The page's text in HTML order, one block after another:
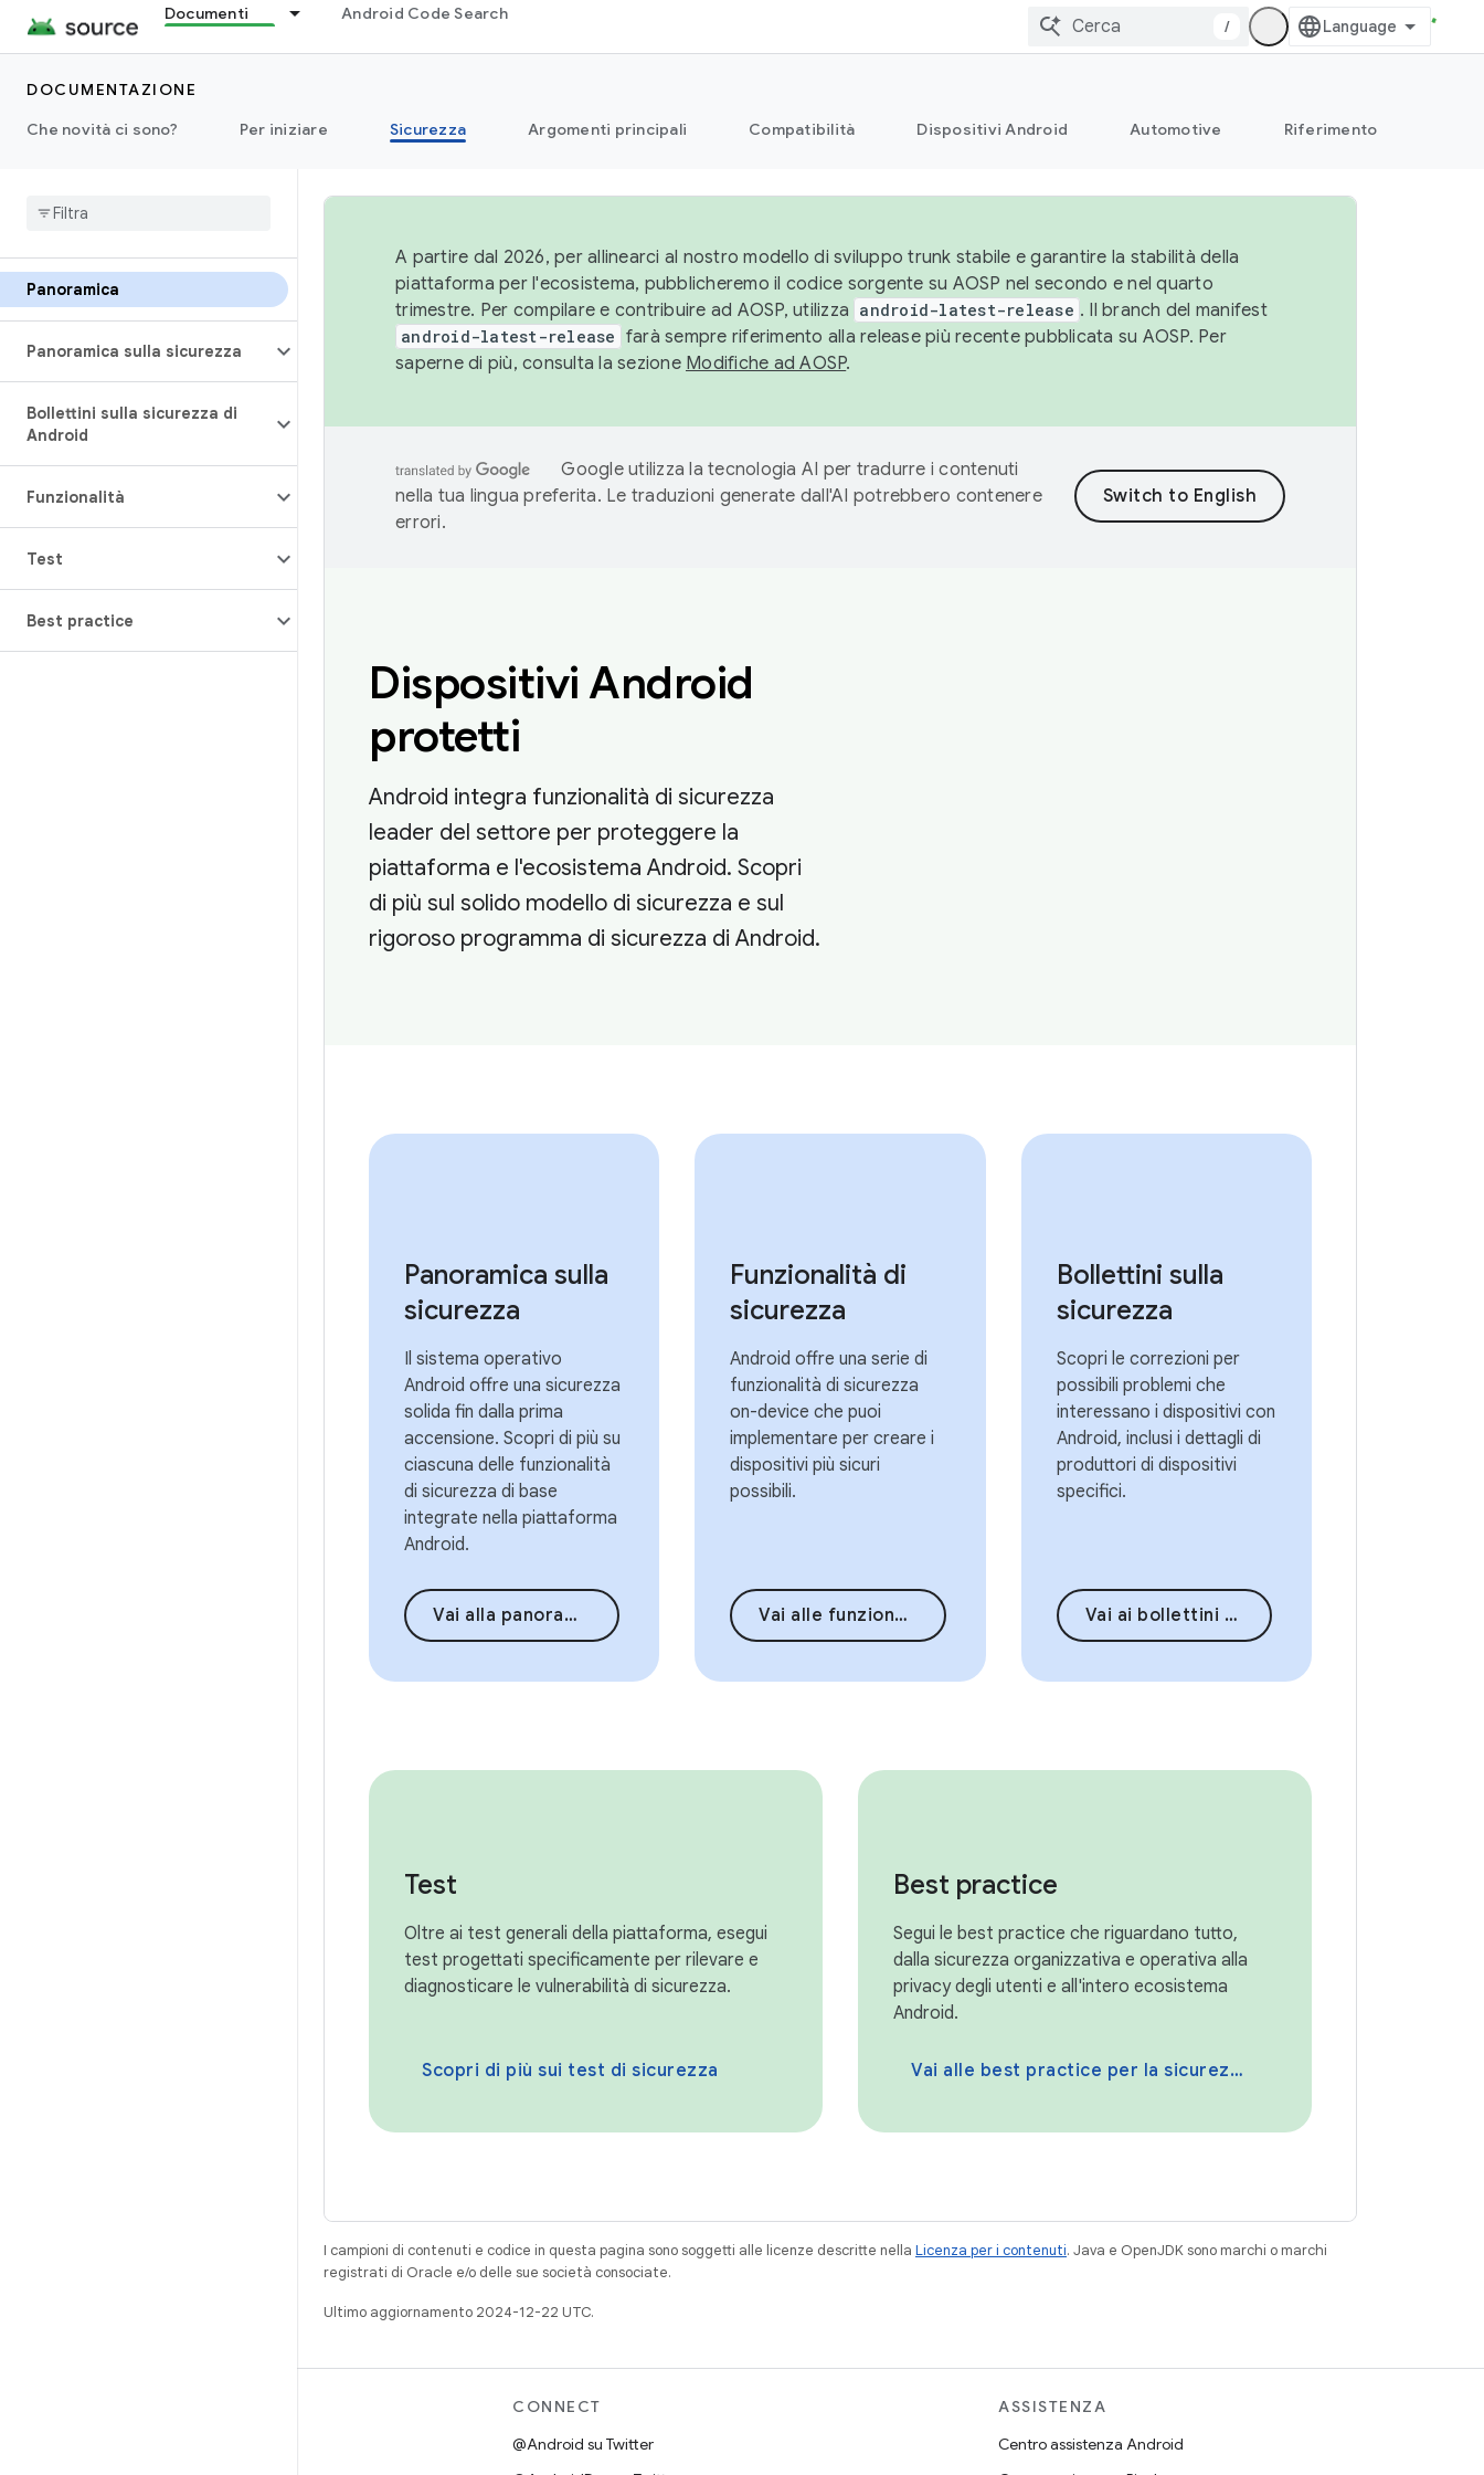
Documenti Android Code Search
/
DOCUMENTAZIONE
Che novità ci sono?
Per iniziare Sicurezza Argomenti principali Compatibilità Dispositivi Android Automotive Riferimento
Panoramica
Panoramica sulla sicurezza
Bollettini sulla sicurezza di
Android
Funzionalità
Test
Best practice
A partire dal 2026, per allinearci al nostro modello di sviluppo trunk stabile e garantire la stabilità della
piattaforma per l'ecosistema, pubblicheremo il codice sorgente su AOSP nel secondo e nel quarto
trimestre. Per compilare e contribuire ad AOSP, utilizza android-latest-release . Il branch del manifest
android-latest-release farà sempre riferimento alla release più recente pubblicata su AOSP. Per
saperne di più, consulta la sezione Modifiche ad AOSP.
Google utilizza la tecnologia AI per tradurre i contenuti
nella tua lingua preferita. Le traduzioni generate dall'AI potrebbero contenere
errori.
Dispositivi Android
protetti
Android integra funzionalità di sicurezza
leader del settore per proteggere la
piattaforma e l'ecosistema Android. Scopri
di più sul solido modello di sicurezza e sul
rigoroso programma di sicurezza di Android.
Panoramica sulla
sicurezza
Il sistema operativo
Android offre una sicurezza
solida fin dalla prima
accensione. Scopri di più su
ciascuna delle funzionalità
di sicurezza di base
integrate nella piattaforma
Android.
Vai alla panoramica della sicurezza
Funzionalità di
sicurezza
Android offre una serie di
funzionalità di sicurezza
on-device che puoi
implementare per creare i
dispositivi più sicuri
possibili.
Vai alle funzionalità di sicurezza
Bollettini sulla
sicurezza
Scopri le correzioni per
possibili problemi che
interessano i dispositivi con
Android, inclusi i dettagli di
produttori di dispositivi
specifici.
Vai ai bollettini sulla sicurezza
Test
Oltre ai test generali della piattaforma, esegui
test progettati specificamente per rilevare e
diagnosticare le vulnerabilità di sicurezza.
Scopri di più sui test di sicurezza
Best practice
Segui le best practice che riguardano tutto,
dalla sicurezza organizzativa e operativa alla
privacy degli utenti e all'intero ecosistema
Android.
Vai alle best practice per la sicurezza
I campioni di contenuti e codice in questa pagina sono soggetti alle licenze descritte nella Licenza per i contenuti. Java e OpenJDK sono marchi o marchi
registrati di Oracle e/o delle sue società consociate.
Ultimo aggiornamento 2024-12-22 UTC.
CONNECT
@Android su Twitter
ASSISTENZA
Centro assistenza Android